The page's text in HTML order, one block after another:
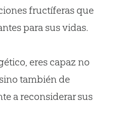
fructíferas que
para sus vidas.
eres capaz no
también de
a reconsiderar sus